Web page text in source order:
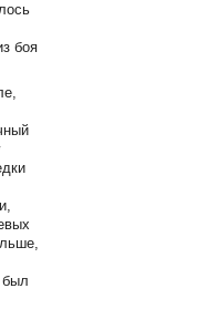
боя
был